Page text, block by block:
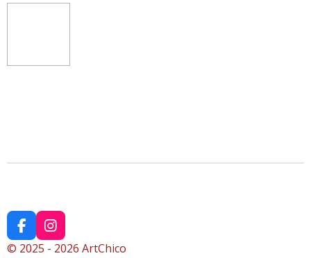
F
a
I
n
© 2025 - 2026 ArtChico